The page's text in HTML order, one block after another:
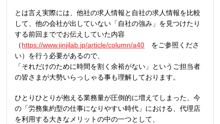
とは言え実際には、他社の求人情報と自社の求人情報を比較
して、他の会社が出していない「自社の強み」を見つけたり
する前回まででお伝えしていた内容
（https://www.jinjilab.jp/article/column/a40 をご参照くださ
い）を行う必要があるので、
「それだけのために時間を割く余裕がない」というご担当者
の皆さまが大勢いらっしゃる事も理解しております。
ひとりひとりが抱える業務量が圧倒的に増えてしまった、今
の「労務集約型の仕事になりやすい時代」における、代理店
を利用する大きなメリットの中の一つとして、